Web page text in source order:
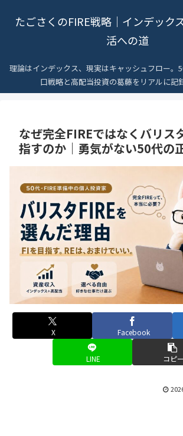
たごさくのFIRE戦略｜インデック
活への道
理論はインデックス、現実はキャッシュフロー。
口戦略と高配当投資の葛藤をリアルに記
なぜ完全FIREではなくバリス
指すのか｜勇気がない50代の
X Facebook
LINE コピー